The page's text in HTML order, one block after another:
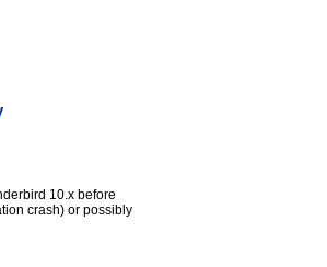
10.x before
crash) or possibly